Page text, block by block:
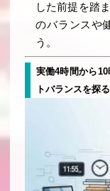
した前提を踏
のバランスや
う。
実働4時間から
トバランスを探る